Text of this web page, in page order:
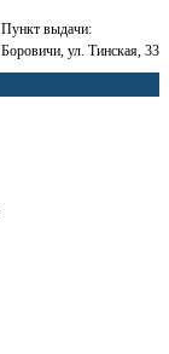
Пункт выдачи:
Боровичи, ул. Тинская, 33